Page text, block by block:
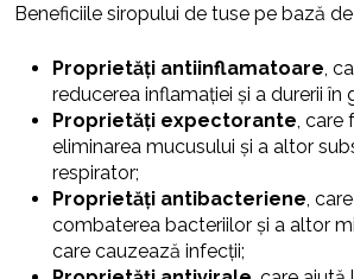
Beneficiile siropului de tuse pe bază
Proprietăți antiinflamatoare ,
reducerea inflamației și a durerii în
Proprietăți expectorante ,
eliminarea mucusului și a altor
respirator;
Proprietăți antibacteriene ,
combaterea bacteriilor și a altor
care cauzează infecții;